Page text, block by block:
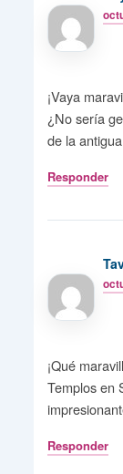
¡Vaya
¿No sería
de la
Responder
¡Qué
Templos en
Responder